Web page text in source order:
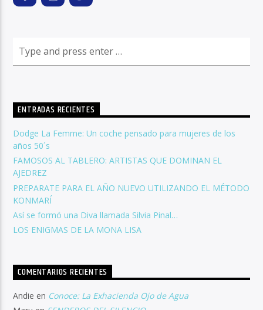
ENTRADAS RECIENTES
Dodge La Femme: Un coche pensado para mujeres de los
años 50´s
FAMOSOS AL TABLERO: ARTISTAS QUE DOMINAN EL
AJEDREZ
PREPARATE PARA EL AÑO NUEVO UTILIZANDO EL MÉTODO
KONMARÍ
Así se formó una Diva llamada Silvia Pinal…
LOS ENIGMAS DE LA MONA LISA
COMENTARIOS RECIENTES
Andie en Conoce: La Exhacienda Ojo de Agua